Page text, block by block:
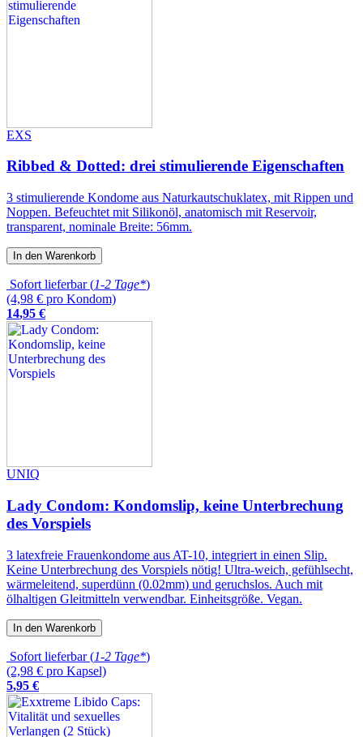
EXS
Ribbed & Dotted: drei stimulierende Eigenschaften
3 stimulierende Kondome aus Naturkautschuklatex, mit Rippen und
Noppen. Befeuchtet mit Silikonöl, anatomisch mit Reservoir,
transparent, nominale Breite: 56mm.
In den Warenkorb
Sofort lieferbar (1-2 Tage*)
(4,98 € pro Kondom)
14,95 €
UNIQ
Lady Condom: Kondomslip, keine Unterbrechung
des Vorspiels
3 latexfreie Frauenkondome aus AT-10, integriert in einen Slip.
Keine Unterbrechung des Vorspiels nötig! Ultra-weich, gefühlsecht,
wärmeleitend, superdünn (0.02mm) und geruchslos. Auch mit
ölhaltigen Gleitmitteln verwendbar. Einheitsgröße. Vegan.
In den Warenkorb
Sofort lieferbar (1-2 Tage*)
(2,98 € pro Kapsel)
5,95 €